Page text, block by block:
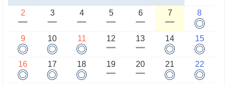
2
ー
3
ー
4
ー
5
ー
6
ー
7
ー
8
◎
9
◎
10
◎
11
◎
12
ー
13
ー
14
◎
15
◎
16
◎
17
◎
18
◎
19
ー
20
ー
21
◎
22
◎